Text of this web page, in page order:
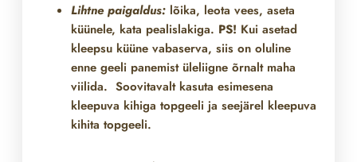
Lihtne paigaldus: lõika, leota vees, aseta
küünele, kata pealislakiga. PS! Kui asetad
kleepsu küüne vabaserva, siis on oluline
enne geeli panemist üleliigne õrnalt maha
viilida. Soovitavalt kasuta esimesena
kleepuva kihiga topgeeli ja seejärel kleepuva
kihita topgeeli.